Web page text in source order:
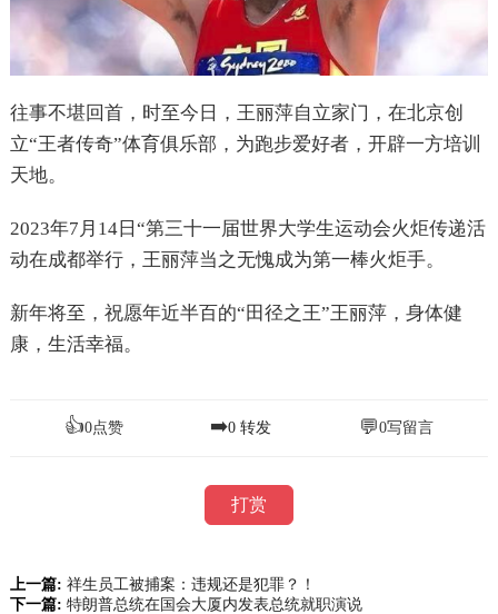
往事不堪回首，时至今日，王丽萍自立家门，在北京创
立“王者传奇”体育俱乐部，为跑步爱好者，开辟一方培训
天地。
2023年7月14日“第三十一届世界大学生运动会火炬传递活
动在成都举行，王丽萍当之无愧成为第一棒火炬手。
新年将至，祝愿年近半百的“田径之王”王丽萍，身体健
康，生活幸福。
👍0点赞 ➡️0 转发 💬0写留言
打赏
上一篇: 祥生员工被捕案：违规还是犯罪？！
下一篇: 特朗普总统在国会大厦内发表总统就职演说